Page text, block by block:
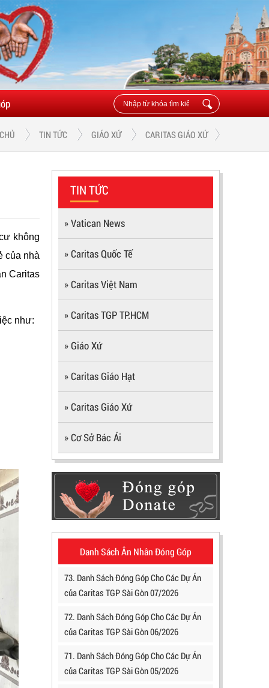
TIN TỨC GIÁO XỨ CARITAS GIÁO XỨ
không
của nhà
Caritas
như:
TIN TỨC
» Vatican News
» Caritas Quốc Tế
» Caritas Việt Nam
» Caritas TGP TP.HCM
» Giáo Xứ
» Caritas Giáo Hạt
» Caritas Giáo Xứ
» Cơ Sở Bác Ái
Danh Sách Ân Nhân Đóng Góp
73. Danh Sách Đóng Góp Cho Các Dự Án
của Caritas TGP Sài Gòn 07/2026
72. Danh Sách Đóng Góp Cho Các Dự Án
của Caritas TGP Sài Gòn 06/2026
71. Danh Sách Đóng Góp Cho Các Dự Án
của Caritas TGP Sài Gòn 05/2026